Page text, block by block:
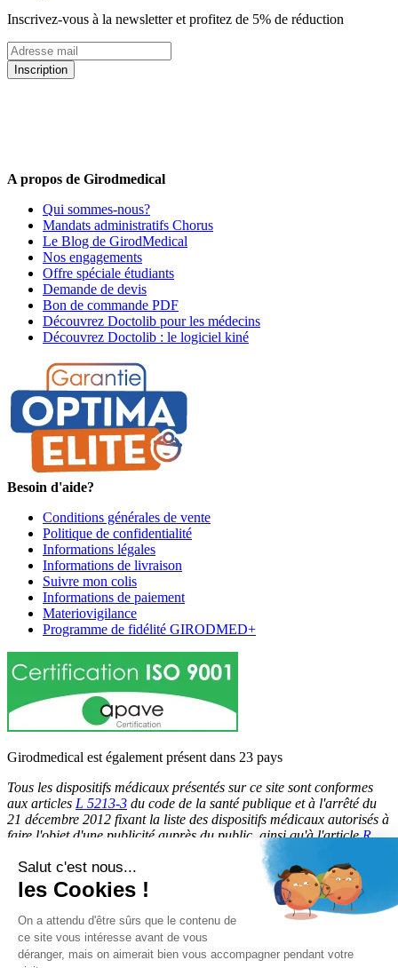
Inscrivez-vous à la newsletter et profitez de 5% de réduction
Inscription
A propos de Girodmedical
Qui sommes-nous?
Mandats administratifs Chorus
Le Blog de GirodMedical
Nos engagements
Offre spéciale étudiants
Demande de devis
Bon de commande PDF
Découvrez Doctolib pour les médecins
Découvrez Doctolib : le logiciel kiné
Besoin d'aide?
Conditions générales de vente
Politique de confidentialité
Informations légales
Informations de livraison
Suivre mon colis
Informations de paiement
Materiovigilance
Programme de fidélité GIRODMED+
Girodmedical est également présent dans 23 pays
Tous les dispositifs médicaux présentés sur ce site sont conformes
aux articles L 5213-3 du code de la santé publique et à l'arrêté du
21 décembre 2012 fixant la liste des dispositifs médicaux autorisés à
faire l'objet d'une publicité auprès du public, ainsi qu'à l'articleR
du code de la santé publique. Par conséquent, ils peuvent
être légalement promus et rendus accessibles au public.
© 2026 Girodmedical. Tous droits réservés.
Paiement 100 % sécurisé !
Salut c'est nous...
les Cookies !
On a attendu d'être sûrs que le contenu de
ce site vous intéresse avant de vous
déranger, mais on aimerait bien vous accompagner pendant votre